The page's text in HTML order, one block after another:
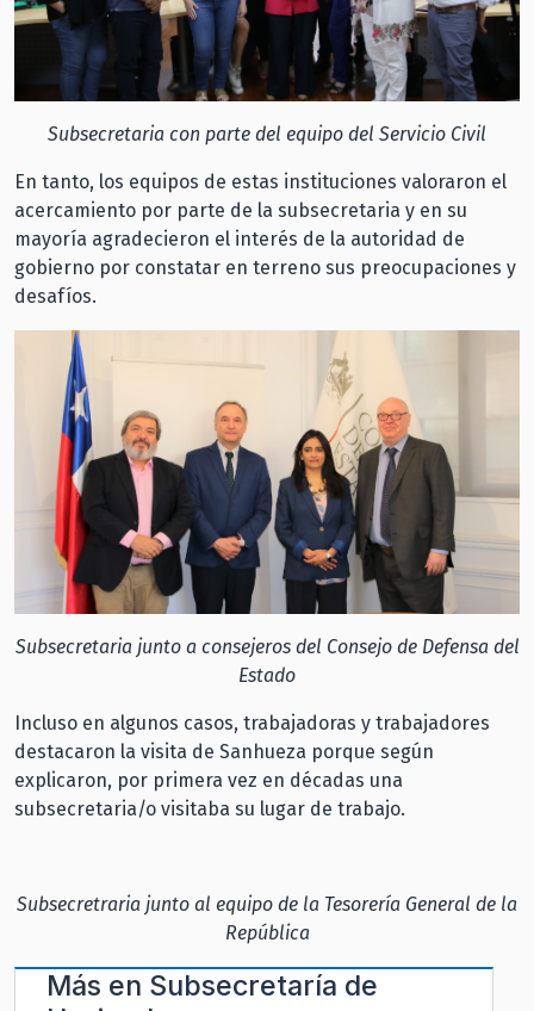
Subsecretaria con parte del equipo del Servicio Civil
En tanto, los equipos de estas instituciones valoraron el
acercamiento por parte de la subsecretaria y en su
mayoría agradecieron el interés de la autoridad de
gobierno por constatar en terreno sus preocupaciones y
desafíos.
Subsecretaria junto a consejeros del Consejo de Defensa del
Estado
Incluso en algunos casos, trabajadoras y trabajadores
destacaron la visita de Sanhueza porque según
explicaron, por primera vez en décadas una
subsecretaria/o visitaba su lugar de trabajo.
Subsecretraria junto al equipo de la Tesorería General de la
República
Más en Subsecretaría de